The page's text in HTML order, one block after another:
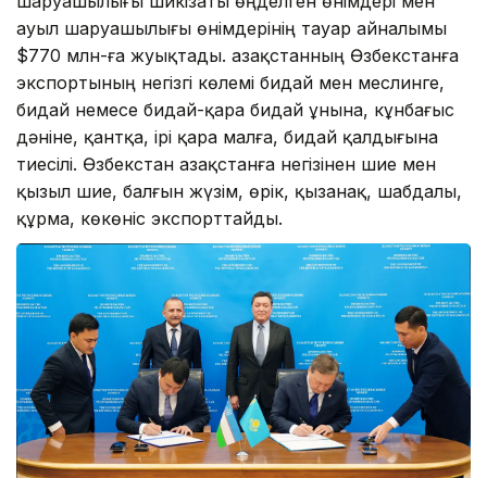
ауыл шаруашылығы өнімдерінің тауар айналымы
$770 млн-ға жуықтады. Қазақстанның Өзбекстанға
экспортының негізгі көлемі бидай мен меслинге,
бидай немесе бидай-қара бидай ұнына, кұнбағыс
дәніне, қантқа, ірі қара малға, бидай қалдығына
тиесілі. Өзбекстан Қазақстанға негізінен шие мен
қызыл шие, балғын жүзім, өрік, қызанақ, шабдалы,
құрма, көкөніс экспорттайды.